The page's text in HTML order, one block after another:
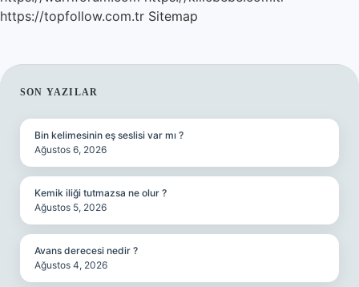
https://topfollow.com.tr Sitemap
SIDEBAR
SON YAZILAR
Bin kelimesinin eş seslisi var mı ?
Ağustos 6, 2026
Kemik iliği tutmazsa ne olur ?
Ağustos 5, 2026
Avans derecesi nedir ?
Ağustos 4, 2026